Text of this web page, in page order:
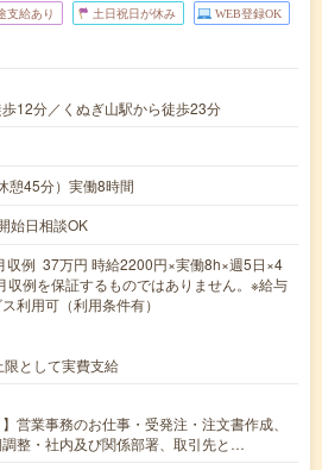
支給あり 土日祝日が休み WEB登録OK
12分／くぬぎ山駅から徒歩23分
憩45分）実働8時間
始日相談OK
例 37万円 時給2200円×実働8h×週5日×4
例を保証するものではありません。※給与
利用可（利用条件有）
として実費支給
】営業事務のお仕事・受発注・注文書作成、
整・社内及び関係部署、取引先と…